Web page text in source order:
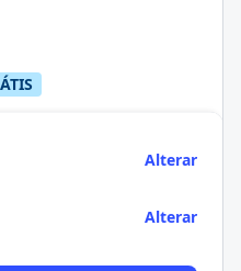
Alterar
Alterar